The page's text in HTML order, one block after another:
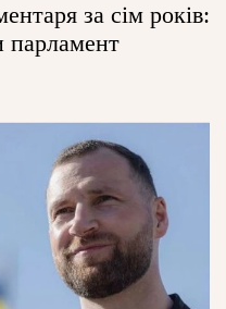
за сім років:
парламент